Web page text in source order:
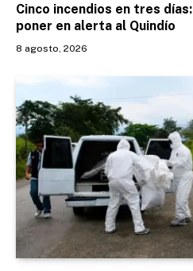
Cinco incendios en tres
poner en alerta al Quindío
8 agosto, 2026